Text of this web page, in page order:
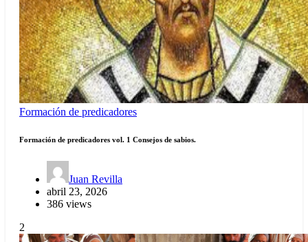
Formación de predicadores
Formación de predicadores vol. 1 Consejos de sabios.
Juan Revilla
abril 23, 2026
386 views
2